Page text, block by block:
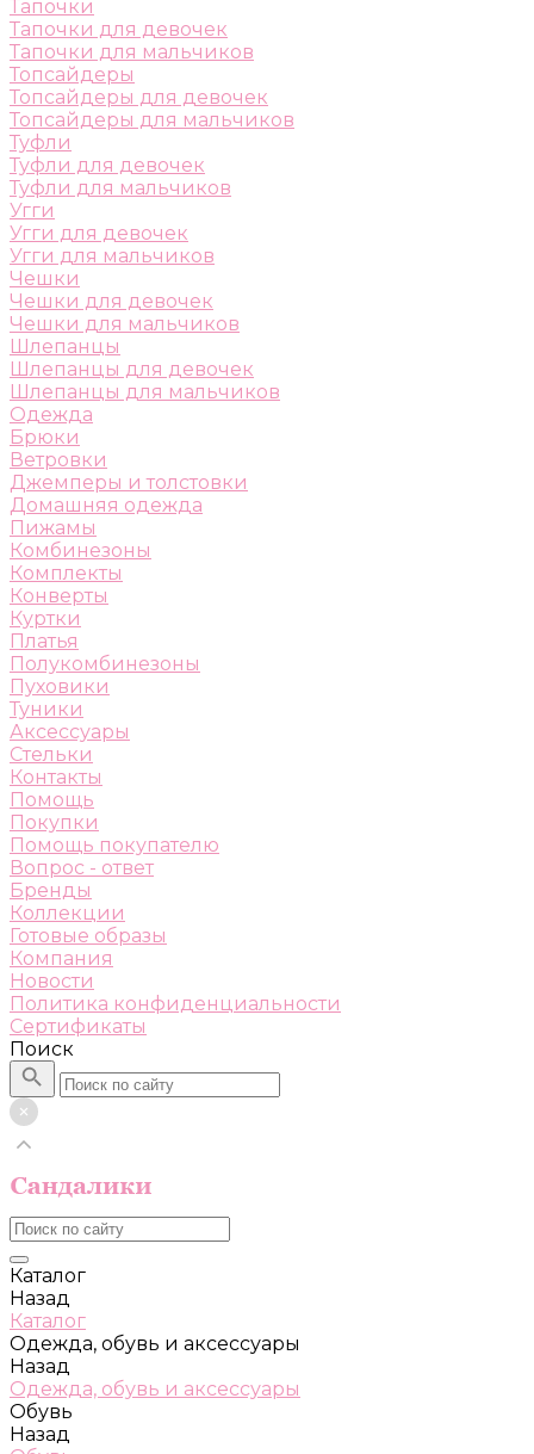
Тапочки
Тапочки для девочек
Тапочки для мальчиков
Топсайдеры
Топсайдеры для девочек
Топсайдеры для мальчиков
Туфли
Туфли для девочек
Туфли для мальчиков
Угги
Угги для девочек
Угги для мальчиков
Чешки
Чешки для девочек
Чешки для мальчиков
Шлепанцы
Шлепанцы для девочек
Шлепанцы для мальчиков
Одежда
Брюки
Ветровки
Джемперы и толстовки
Домашняя одежда
Пижамы
Комбинезоны
Комплекты
Конверты
Куртки
Платья
Полукомбинезоны
Пуховики
Туники
Аксессуары
Стельки
Контакты
Помощь
Покупки
Помощь покупателю
Вопрос - ответ
Бренды
Коллекции
Готовые образы
Компания
Новости
Политика конфиденциальности
Сертификаты
Поиск
Каталог
Назад
Каталог
Одежда, обувь и аксессуары
Назад
Одежда, обувь и аксессуары
Обувь
Назад